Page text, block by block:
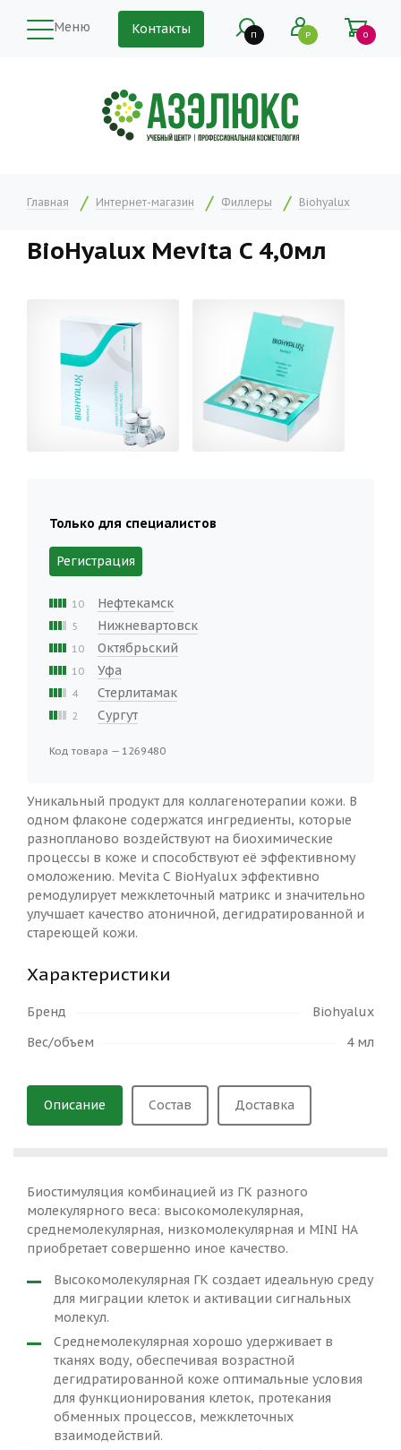
Меню Контакты П Р 0
Главная Интернет-магазин Филлеры Biohyalux
BioHyalux Mevita C 4,0мл
Уникальный продукт для коллагенотерапии кожи. В
одном флаконе содержатся ингредиенты, которые
разнопланово воздействуют на биохимические
процессы в коже и способствуют её эффективному
омоложению. Mevita С BioHyalux эффективно
ремодулирует межклеточный матрикс и значительно
улучшает качество атоничной, дегидратированной и
стареющей кожи.
Характеристики
Бренд
Biohyalux
Вес/объем
4 мл
Только для специалистов
Регистрация
10 Нефтекамск
5 Нижневартовск
10 Октябрьский
10 Уфа
4 Стерлитамак
2 Сургут
Код товара — 1269480
Описание Состав Доставка
Биостимуляция комбинацией из ГК разного
молекулярного веса: высокомолекулярная,
среднемолекулярная, низкомолекулярная и MINI HA
приобретает совершенно иное качество.
Высокомолекулярная ГК создает идеальную среду
для миграции клеток и активации сигнальных
молекул.
Среднемолекулярная хорошо удерживает в
тканях воду, обеспечивая возрастной
дегидратированной коже оптимальные условия
для функционирования клеток, протекания
обменных процессов, межклеточных
взаимодействий.